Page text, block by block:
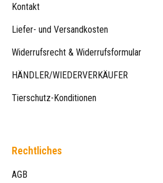
Kontakt
Liefer- und Versandkosten
Widerrufsrecht & Widerrufsformular
HÄNDLER/WIEDERVERKÄUFER
Tierschutz-Konditionen
Rechtliches
AGB